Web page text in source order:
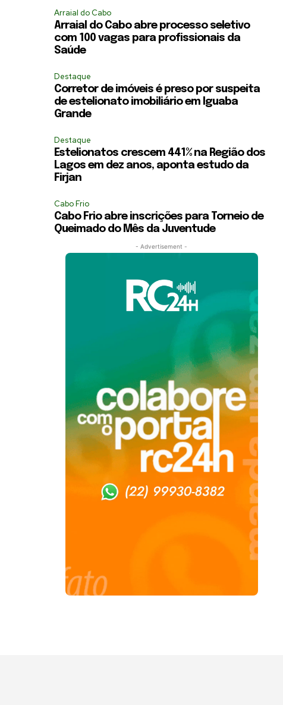
Arraial do Cabo
Arraial do Cabo abre processo seletivo
com 100 vagas para profissionais da
Saúde
Destaque
Corretor de imóveis é preso por suspeita
de estelionato imobiliário em Iguaba
Grande
Destaque
Estelionatos crescem 441% na Região dos
Lagos em dez anos, aponta estudo da
Firjan
Cabo Frio
Cabo Frio abre inscrições para Torneio de
Queimado do Mês da Juventude
- Advertisement -